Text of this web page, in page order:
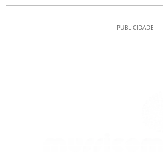
PUBLICIDADE